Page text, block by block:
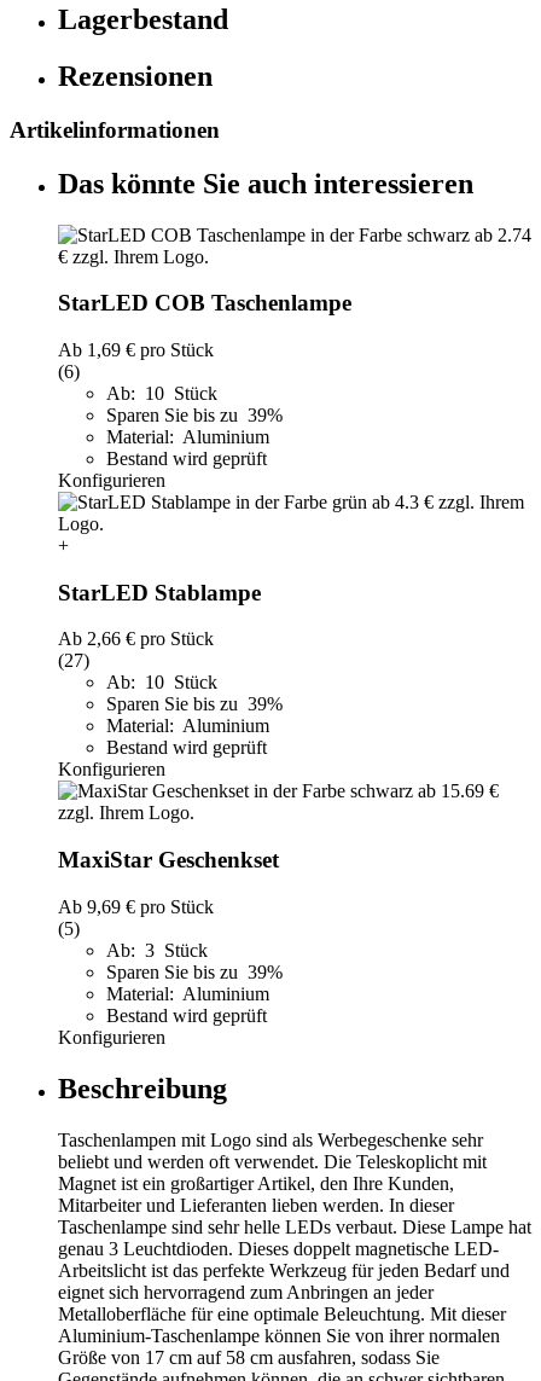
Lagerbestand
Rezensionen
Artikelinformationen
Das könnte Sie auch interessieren
StarLED COB Taschenlampe
Ab 1,69 € pro Stück
(6)
Ab: 10 Stück
Sparen Sie bis zu 39%
Material: Aluminium
Bestand wird geprüft
Konfigurieren
+
StarLED Stablampe
Ab 2,66 € pro Stück
(27)
Ab: 10 Stück
Sparen Sie bis zu 39%
Material: Aluminium
Bestand wird geprüft
Konfigurieren
MaxiStar Geschenkset
Ab 9,69 € pro Stück
(5)
Ab: 3 Stück
Sparen Sie bis zu 39%
Material: Aluminium
Bestand wird geprüft
Konfigurieren
Beschreibung
Taschenlampen mit Logo sind als Werbegeschenke sehr
beliebt und werden oft verwendet. Die Teleskoplicht mit
Magnet ist ein großartiger Artikel, den Ihre Kunden,
Mitarbeiter und Lieferanten lieben werden. In dieser
Taschenlampe sind sehr helle LEDs verbaut. Diese Lampe hat
genau 3 Leuchtdioden. Dieses doppelt magnetische LED-
Arbeitslicht ist das perfekte Werkzeug für jeden Bedarf und
eignet sich hervorragend zum Anbringen an jeder
Metalloberfläche für eine optimale Beleuchtung. Mit dieser
Aluminium-Taschenlampe können Sie von ihrer normalen
Größe von 17 cm auf 58 cm ausfahren, sodass Sie